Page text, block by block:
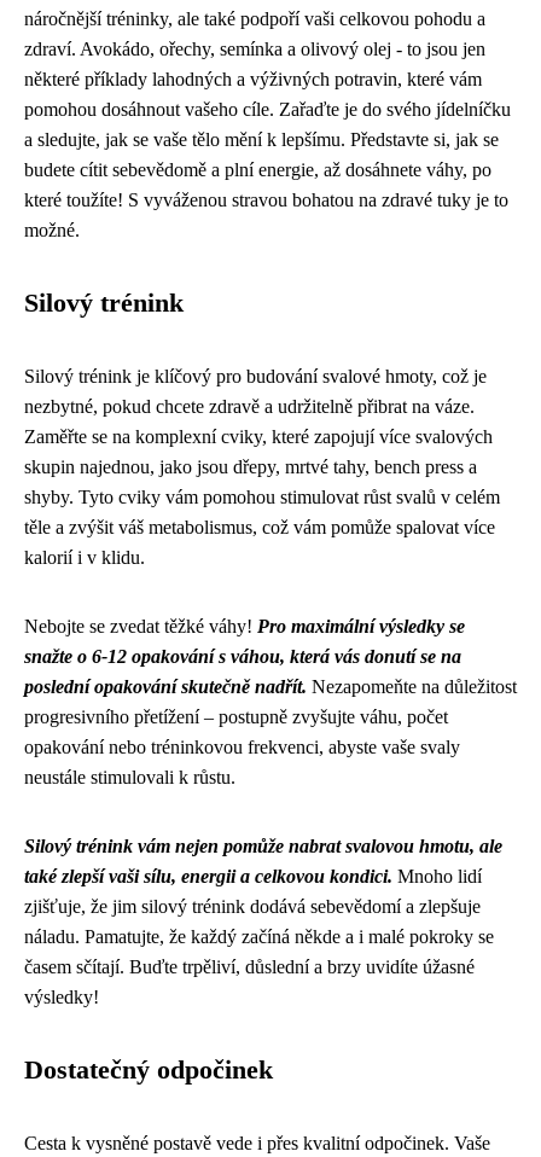
náročnější tréninky, ale také podpoří vaši celkovou pohodu a
zdraví. Avokádo, ořechy, semínka a olivový olej - to jsou jen
některé příklady lahodných a výživných potravin, které vám
pomohou dosáhnout vašeho cíle. Zařaďte je do svého jídelníčku
a sledujte, jak se vaše tělo mění k lepšímu. Představte si, jak se
budete cítit sebevědomě a plní energie, až dosáhnete váhy, po
které toužíte! S vyváženou stravou bohatou na zdravé tuky je to
možné.
Silový trénink
Silový trénink je klíčový pro budování svalové hmoty, což je
nezbytné, pokud chcete zdravě a udržitelně přibrat na váze.
Zaměřte se na komplexní cviky, které zapojují více svalových
skupin najednou, jako jsou dřepy, mrtvé tahy, bench press a
shyby. Tyto cviky vám pomohou stimulovat růst svalů v celém
těle a zvýšit váš metabolismus, což vám pomůže spalovat více
kalorií i v klidu.
Nebojte se zvedat těžké váhy! Pro maximální výsledky se
snažte o 6-12 opakování s váhou, která vás donutí se na
poslední opakování skutečně nadřít. Nezapomeňte na důležitost
progresivního přetížení – postupně zvyšujte váhu, počet
opakování nebo tréninkovou frekvenci, abyste vaše svaly
neustále stimulovali k růstu.
Silový trénink vám nejen pomůže nabrat svalovou hmotu, ale
také zlepší vaši sílu, energii a celkovou kondici. Mnoho lidí
zjišťuje, že jim silový trénink dodává sebevědomí a zlepšuje
náladu. Pamatujte, že každý začíná někde a i malé pokroky se
časem sčítají. Buďte trpěliví, důslední a brzy uvidíte úžasné
výsledky!
Dostatečný odpočinek
Cesta k vysněné postavě vede i přes kvalitní odpočinek. Vaše